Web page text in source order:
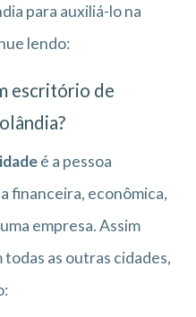
para auxiliá-lo na
lendo:
escritório de
é a pessoa
financeira, econômica,
empresa. Assim
as outras cidades,